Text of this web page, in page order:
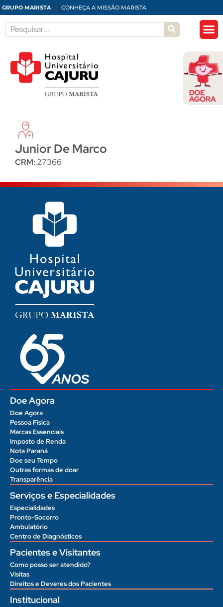
GRUPO MARISTA CONHEÇA A MISSÃO MARISTA
Junior De Marco
CRM: 27366
Doe Agora
Doe Agora
Pessoa Física
Marcas Essenciais
Imposto de Renda
Nota Paraná
Doe seu Tempo
Outras formas de doar
Transparência
Serviços e Especialidades
Especialidades
Pronto-Socorro
Ambulatório
Centro de Diagnósticos
Pacientes e Visitantes
Como posso ser atendido?
Visitas
Direitos e Deveres dos Pacientes
Institucional